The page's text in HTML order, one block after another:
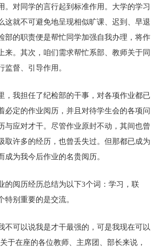
。对同学的言行起到标准作用。大学的学习
这就不可避免地呈现相似旷课、迟到、早退
部的职责便是帮忙同学加强自我办理，将作
来。其次，咱们需求帮忙系部、教师关于同
监督、引导作用。
，我担任了纪检部的干事，对各项作业都已
必定的作业阅历，并且对待学生会的各项问
与应对才干。尽管作业原封不动，其间也曾
取许多的经历，也曾丢失过。但那都已成为
成为我今后作业的名贵阅历。
的阅历经历总结为以下3个词：学习，联
特别重要的是交流。
不可以说我是才干最强的，可是我现在可以
于在座的各位教师、主席团、部长来说，